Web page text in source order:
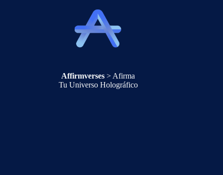
Affirmverses > Afirma
Tu Universo Holográfico